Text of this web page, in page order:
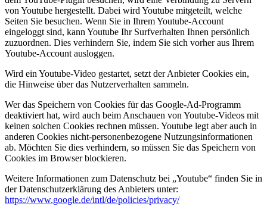
von Youtube hergestellt. Dabei wird Youtube mitgeteilt, welche
Seiten Sie besuchen. Wenn Sie in Ihrem Youtube-Account
eingeloggt sind, kann Youtube Ihr Surfverhalten Ihnen persönlich
zuzuordnen. Dies verhindern Sie, indem Sie sich vorher aus Ihrem
Youtube-Account ausloggen.
Wird ein Youtube-Video gestartet, setzt der Anbieter Cookies ein,
die Hinweise über das Nutzerverhalten sammeln.
Wer das Speichern von Cookies für das Google-Ad-Programm
deaktiviert hat, wird auch beim Anschauen von Youtube-Videos mit
keinen solchen Cookies rechnen müssen. Youtube legt aber auch in
anderen Cookies nicht-personenbezogene Nutzungsinformationen
ab. Möchten Sie dies verhindern, so müssen Sie das Speichern von
Cookies im Browser blockieren.
Weitere Informationen zum Datenschutz bei „Youtube“ finden Sie in
der Datenschutzerklärung des Anbieters unter:
https://www.google.de/intl/de/policies/privacy/